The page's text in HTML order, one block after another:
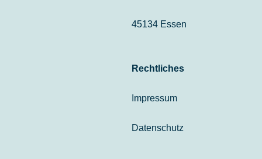
45134 Essen
Rechtliches
Impressum
Datenschutz